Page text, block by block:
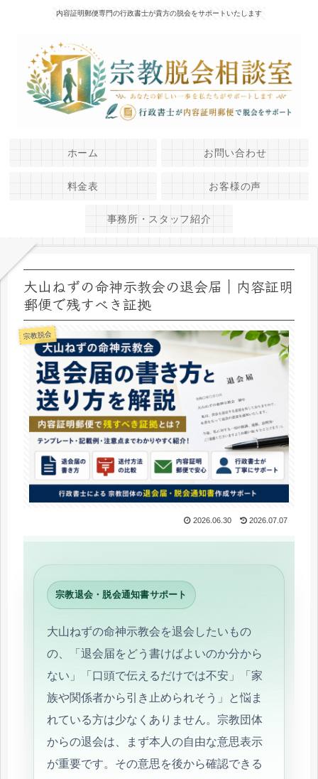
内容証明郵便専門の行政書士が貴方の脱会をサポートいたします
ホーム お問い合わせ
料金表 お客様の声
事務所・スタッフ紹介
大山ねずの命神示教会の退会届｜内容証明
郵便で残すべき証拠
宗教脱会
2026.06.30 2026.07.07
宗教退会・脱会通知書サポート
大山ねずの命神示教会を退会したいもの
の、「退会届をどう書けばよいのか分から
ない」「口頭で伝えるだけでは不安」「家
族や関係者から引き止められそう」と悩ま
れている方は少なくありません。宗教団体
からの退会は、まず本人の自由な意思表示
が重要です。その意思を後から確認できる